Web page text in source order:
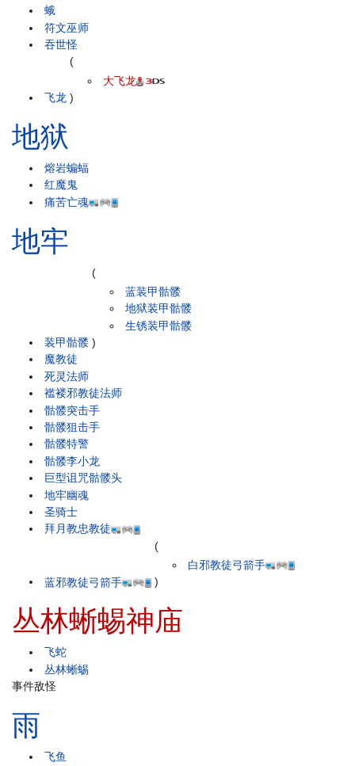
蛾
符文巫师
吞世怪
飞龙
(
大飞龙
)
地狱
熔岩蝙蝠
红魔鬼
痛苦亡魂
地牢
装甲骷髅
(
蓝装甲骷髅
地狱装甲骷髅
生锈装甲骷髅
)
魔教徒
死灵法师
褴褛邪教徒法师
骷髅突击手
骷髅狙击手
骷髅特警
骷髅李小龙
巨型诅咒骷髅头
地牢幽魂
圣骑士
拜月教忠教徒
蓝邪教徒弓箭手
(
白邪教徒弓箭手
)
丛林蜥蜴神庙
飞蛇
丛林蜥蜴
事件敌怪
雨
飞鱼